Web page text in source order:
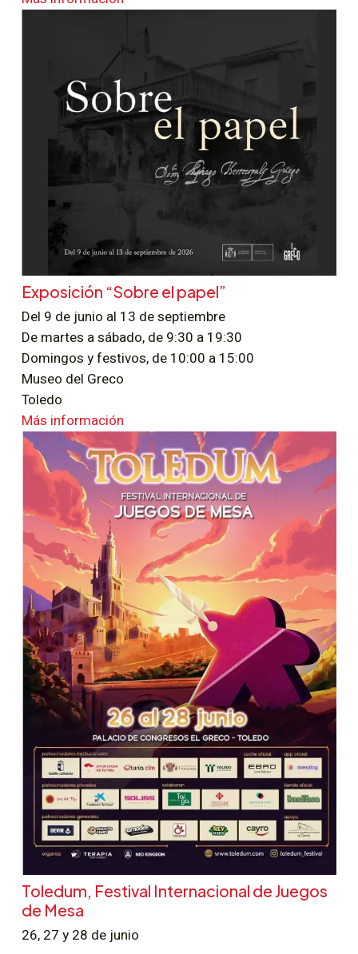
Exposición “Sobre el papel”
Del 9 de junio al 13 de septiembre
De martes a sábado, de 9:30 a 19:30
Domingos y festivos, de 10:00 a 15:00
Museo del Greco
Toledo
Más información
Toledum, Festival Internacional de Juegos
de Mesa
26, 27 y 28 de junio